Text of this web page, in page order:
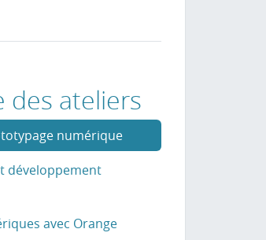
des ateliers
numérique
développement
avec Orange